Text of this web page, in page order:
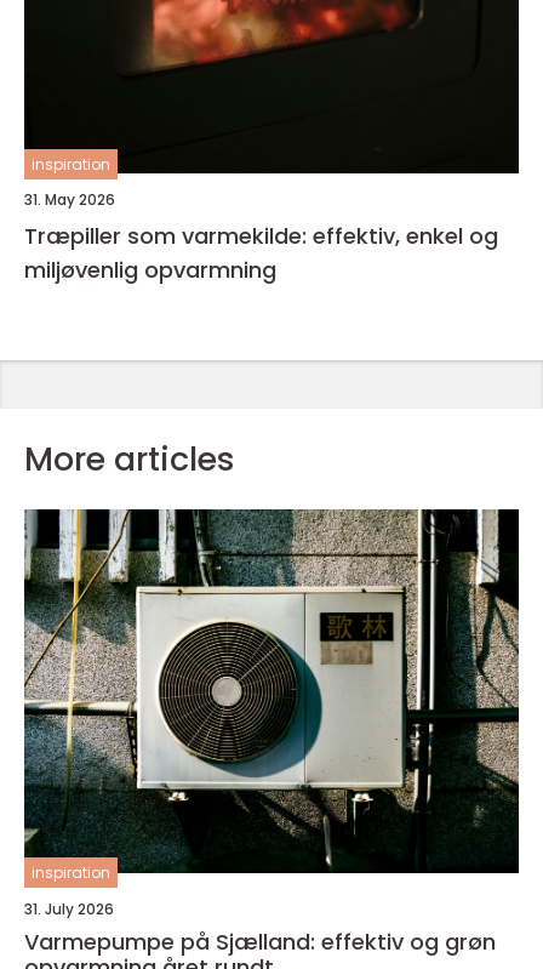
inspiration
31. May 2026
Træpiller som varmekilde: effektiv, enkel og
miljøvenlig opvarmning
More articles
inspiration
31. July 2026
Varmepumpe på Sjælland: effektiv og grøn